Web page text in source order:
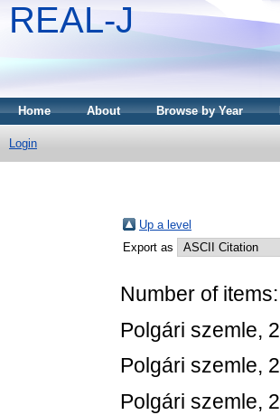
REAL-J
Home About Browse by Year
Login
Up a level
Export as
Number of items:
Polgári szemle,
Polgári szemle,
Polgári szemle,